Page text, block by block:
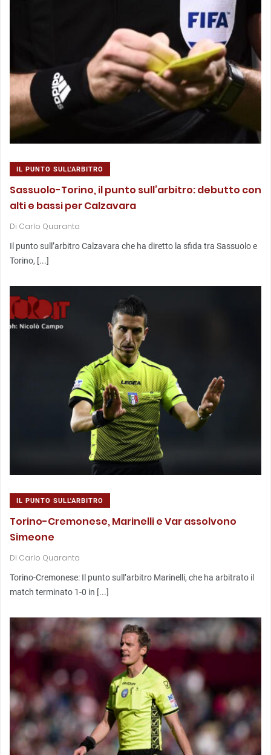
IL PUNTO SULL'ARBITRO
Sassuolo-Torino, il punto sull’arbitro: debutto con
alti e bassi per Calzavara
Di Carlo Quaranta
Il punto sull’arbitro Calzavara che ha diretto la sfida tra Sassuolo e
Torino, [...]
IL PUNTO SULL'ARBITRO
Torino-Cremonese, Marinelli e Var assolvono
Simeone
Di Carlo Quaranta
Torino-Cremonese: Il punto sull’arbitro Marinelli, che ha arbitrato il
match terminato 1-0 in [...]